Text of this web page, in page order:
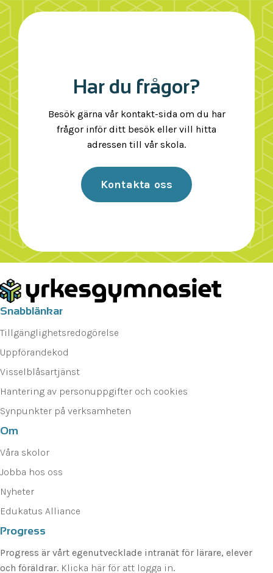
Har du frågor?
Besök gärna vår kontakt-sida om du har
frågor inför ditt besök eller vill hitta
adressen till vår skola.
Kontakta oss
Snabblänkar
Tillgänglighetsredogörelse
Uppförandekod
Visselblåsartjänst
Hantering av personuppgifter och cookies
Synpunkter på verksamheten
Om
Våra skolor
Jobba hos oss
Nyheter
Edukatus Alliance
Progress
Progress är vårt egenutvecklade intranät för lärare, elever
och föräldrar. Klicka här för att logga in.